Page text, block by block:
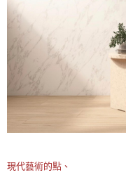
現代藝術的點、